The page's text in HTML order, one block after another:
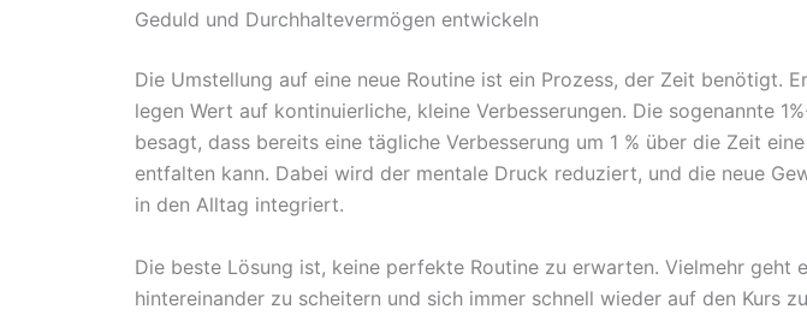
Geduld und Durchhaltevermögen entwickeln
Die Umstellung auf eine neue Routine ist ein Prozess, der Zeit benötigt.
legen Wert auf kontinuierliche, kleine Verbesserungen. Die sogenannte
besagt, dass bereits eine tägliche Verbesserung um 1 % über die Zeit
entfalten kann. Dabei wird der mentale Druck reduziert, und die neue
in den Alltag integriert.
Die beste Lösung ist, keine perfekte Routine zu erwarten. Vielmehr geht
hintereinander zu scheitern und sich immer schnell wieder auf den Kurs